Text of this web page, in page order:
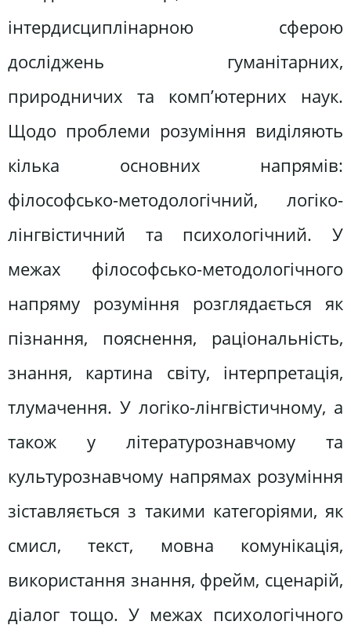
інтердисциплінарною сферою
досліджень гуманітарних,
природничих та комп’ютерних наук.
Щодо проблеми розуміння виділяють
кілька основних напрямів:
філософсько-методологічний, логіко-
лінгвістичний та психологічний. У
межах філософсько-методологічного
напряму розуміння розглядається як
пізнання, пояснення, раціональність,
знання, картина світу, інтерпретація,
тлумачення. У логіко-лінгвістичному, а
також у літературознавчому та
культурознавчому напрямах розуміння
зіставляється з такими категоріями, як
смисл, текст, мовна комунікація,
використання знання, фрейм, сценарій,
діалог тощо. У межах психологічного